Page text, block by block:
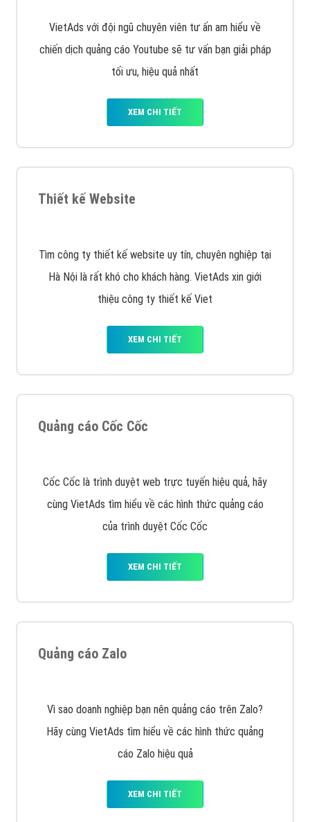
VietAds với đội ngũ chuyên viên tư ấn am hiểu về
chiến dịch quảng cáo Youtube sẽ tư vấn bạn giải pháp
tối ưu, hiệu quả nhất
Thiết kế Website
thiệu công ty thiết kế Viet
Quảng cáo Cốc Cốc